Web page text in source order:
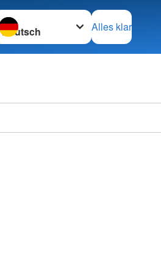
wechseln zu
Alles klar